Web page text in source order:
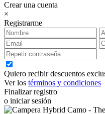
Crear una cuenta
×
Registrarme
Quiero recibir descuentos
Ver los términos y condiciones
Finalizar registro
o iniciar sesión